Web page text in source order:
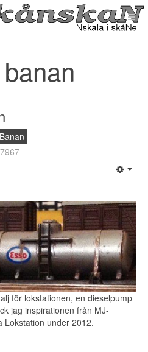
för lokstationen, en dieselpump
jag inspirationen från MJ-
Lokstation under 2012.